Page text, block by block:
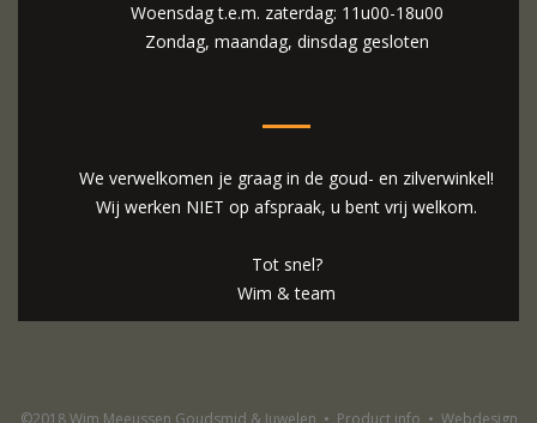
Woensdag t.e.m. zaterdag: 11u00-18u00
Zondag, maandag, dinsdag gesloten
We verwelkomen je graag in de goud- en zilverwinkel!
Wij werken NIET op afspraak, u bent vrij welkom.
Tot snel?
Wim & team
©2018 Wim Meeussen Goudsmid & Juwelen • Product info • Webdesign